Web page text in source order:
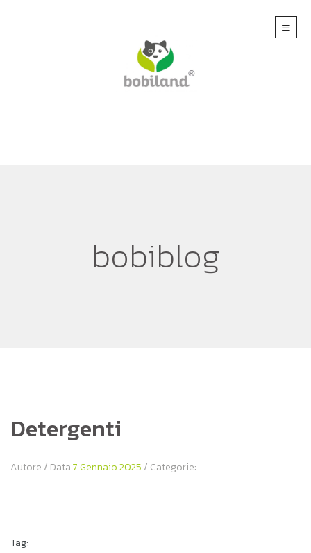
bobiblog
Detergenti
Autore / Data7 Gennaio 2025 / Categorie:
Tag: